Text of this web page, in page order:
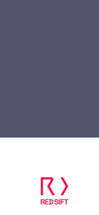
recursos de
certificate
Un panel